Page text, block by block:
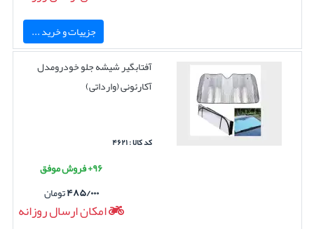
جزییات و خرید ...
آفتابگیر شیشه جلو خودرومدل
آکارئونی (وارداتی)
کد کالا : ۴۶۲۱
۹۶+ فروش موفق
۴۸۵/۰۰۰تومان
امکان ارسال روزانه